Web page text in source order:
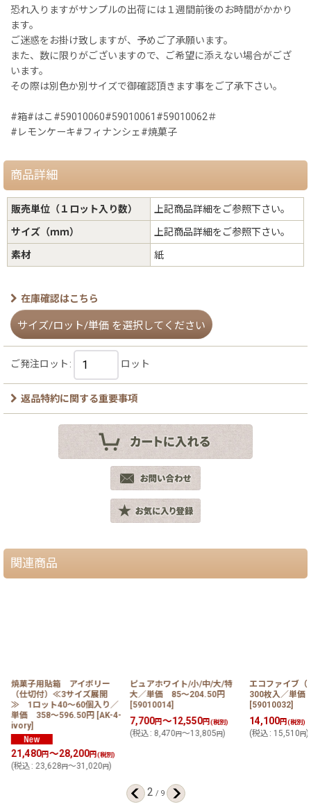
恐れ入りますがサンプルの出荷には１週間前後のお時間がかかり
ます。
ご迷惑をお掛け致しますが、予めご了承願います。
また、数に限りがございますので、ご希望に添えない場合がござ
います。
その際は別色か別サイズで御確認頂きます事をご了承下さい。
#箱#はこ#59010060#59010061#59010062＃
#レモンケーキ#フィナンシェ#焼菓子
商品詳細
販売単位（１ロット入り数） 上記商品詳細をご参照下さい。
サイズ（ｍｍ） 上記商品詳細をご参照下さい。
素材 紙
在庫確認はこちら
サイズ/ロット/単価 を選択してください
ご発注ロット : ロット
返品特約に関する重要事項
関連商品
焼菓子用貼箱 アイボリー
（仕切付）≪3サイズ展開
≫ 1ロット40〜60個入り／
単価 358〜596.50円
AK-4-
ivory]
21,480円～28,200円(税別)
(税込: 23,628円～31,020円)
ピュアホワイト/小/中/大/特
大／単価 85〜204.50円
[59010014]
7,700円～12,550円(税別)
(税込: 8,470円～13,805円)
エコファイブ
300枚入／単
[59010032]
14,100円(税別)
(税込 : 15,510円)
2 / 9